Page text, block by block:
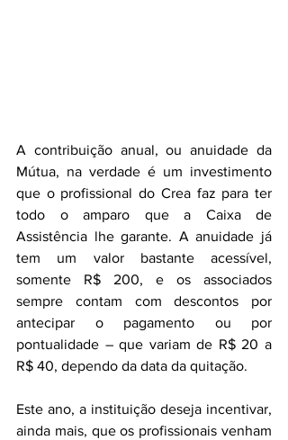
A contribuição anual, ou anuidade da
Mútua, na verdade é um investimento
que o profissional do Crea faz para ter
todo o amparo que a Caixa de
Assistência lhe garante. A anuidade já
tem um valor bastante acessível,
somente R$ 200, e os associados
sempre contam com descontos por
antecipar o pagamento ou por
pontualidade – que variam de R$ 20 a
R$ 40, dependo da data da quitação.
Este ano, a instituição deseja incentivar,
ainda mais, que os profissionais venham